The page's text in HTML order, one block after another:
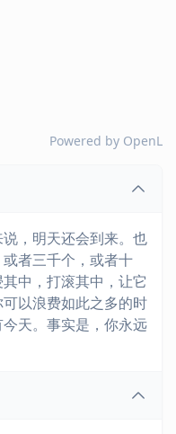
Powered by OpenL
，明天还会到来。也
者三千个，或者十
中，打滚其中，让它
以浪费如此之多的时
天。事实是，你永远